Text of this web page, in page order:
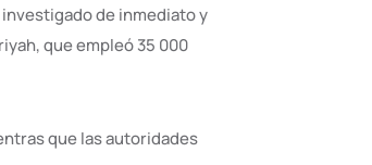
de inmediato y
que empleó 35 000
que las autoridades